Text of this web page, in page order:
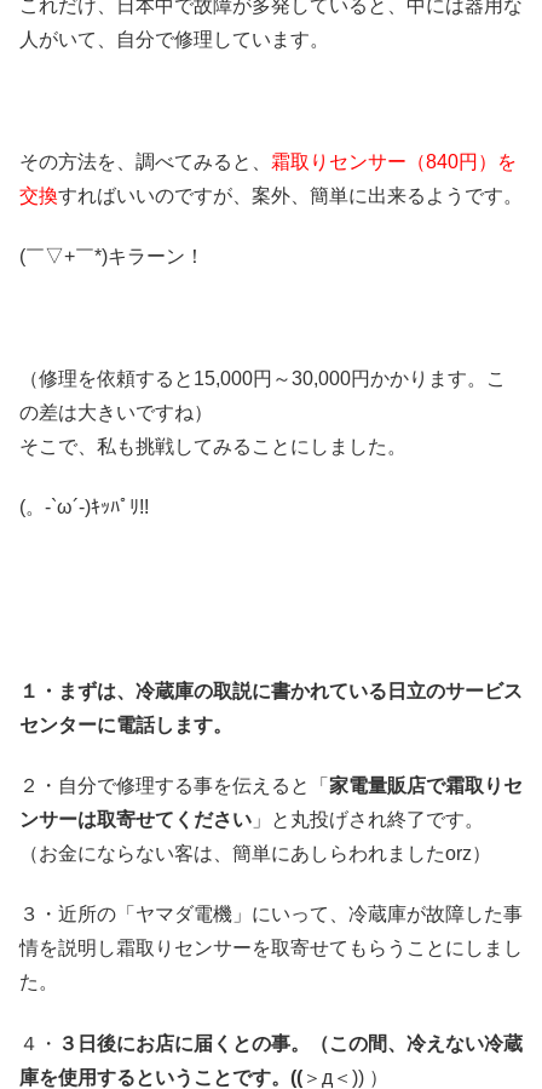
これだけ、日本中で故障が多発していると、中には器用な
人がいて、自分で修理しています。
その方法を、調べてみると、 霜取りセンサー（840円）を
交換すればいいのですが、案外、簡単に出来るようです。
(￣▽+￣*)キラーン！
（修理を依頼すると15,000円～30,000円かかります。こ
の差は大きいですね）
そこで、私も挑戦してみることにしました。
(。-`ω´-)ｷｯﾊﾟﾘ!!
１・まずは、冷蔵庫の取説に書かれている日立のサービス
センターに電話します。
２・自分で修理する事を伝えると「 家電量販店で霜取りセ
ンサーは取寄せてください 」と丸投げされ終了です。
（お金にならない客は、簡単にあしらわれましたorz）
３・近所の「ヤマダ電機」にいって、冷蔵庫が故障した事
情を説明し霜取りセンサーを取寄せてもらうことにしまし
た。
４・ ３日後にお店に届くとの事。（この間、冷えない冷蔵
庫を使用するということです。(( ＞д＜)) ）